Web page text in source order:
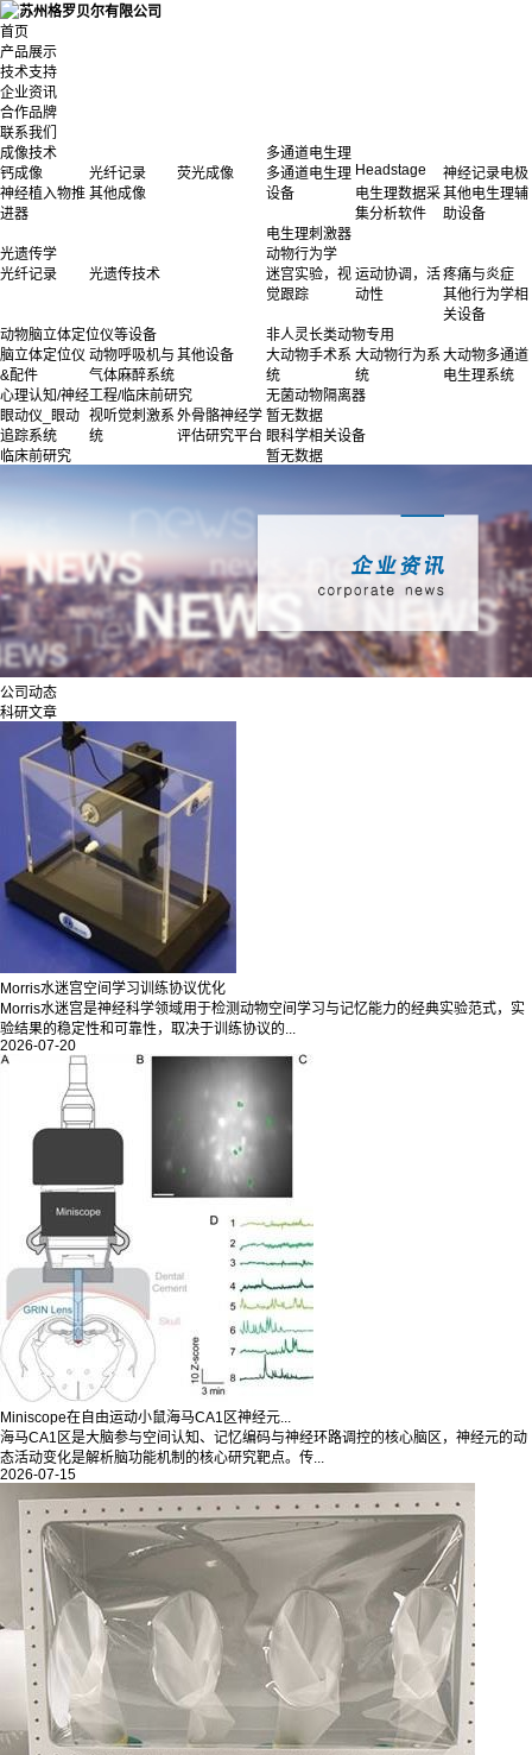
首页
产品展示
技术支持
企业资讯
合作品牌
联系我们
成像技术
钙成像
光纤记录
荧光成像
神经植入物推
进器
其他成像
多通道电生理
多通道电生理
设备
Headstage
神经记录电极
电生理数据采
集分析软件
其他电生理辅
助设备
电生理刺激器
光遗传学
光纤记录
光遗传技术
动物行为学
迷宫实验，视
觉跟踪
运动协调，活
动性
疼痛与炎症
其他行为学相
关设备
动物脑立体定位仪等设备
脑立体定位仪
&配件
动物呼吸机与
气体麻醉系统
其他设备
非人灵长类动物专用
大动物手术系
统
大动物行为系
统
大动物多通道
电生理系统
心理认知/神经工程/临床前研究
眼动仪_眼动
追踪系统
视听觉刺激系
统
外骨骼神经学
评估研究平台
临床前研究
无菌动物隔离器
暂无数据
眼科学相关设备
暂无数据
公司动态
科研文章
Morris水迷宫空间学习训练协议优化
Morris水迷宫是神经科学领域用于检测动物空间学习与记忆能力的经典实验范式，实
验结果的稳定性和可靠性，取决于训练协议的...
2026-07-20
Miniscope在自由运动小鼠海马CA1区神经元...
海马CA1区是大脑参与空间认知、记忆编码与神经环路调控的核心脑区，神经元的动
态活动变化是解析脑功能机制的核心研究靶点。传...
2026-07-15